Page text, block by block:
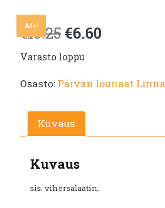
Ale!
€10.25 Alkuperäinen
hinta
oli:
€10.25.
€6.60
on:
Varasto loppu
Osasto: Päivän lounaat
Kuvaus
Kuvaus
sis. vihersalaatin.